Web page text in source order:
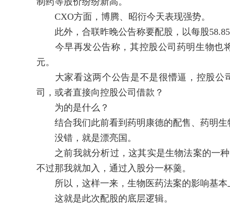
CXO方面，博腾、昭衍今天表现强势。
此外，合联昨晚公告称要配股，以每股58.85
今早再发公告称，其控股公司药明生物也将
元。
大家看这两个公告是不是很懵逼，控股公
司，或者直接向控股公司借款？
为的是什么？
结合我们此前看到药明康德的配售、药明生
没错，就是漂亮国。
之前我就分析过，这其实是生物法案的一种
不过那我就加入，通过入股分一杯羹。
所以，这样一来，生物医药法案的影响基本
这就是此次配股的底层逻辑。